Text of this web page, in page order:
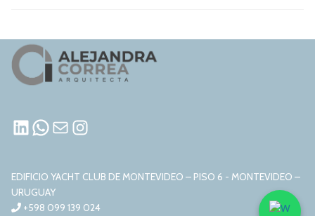
LINKEDIN
WHATSAPP
MAILINSTAGRAM
EDIFICIO YACHT CLUB DE MONTEVIDEO – PISO 6 - MONTEVIDEO –
URUGUAY
+598 099 139 024